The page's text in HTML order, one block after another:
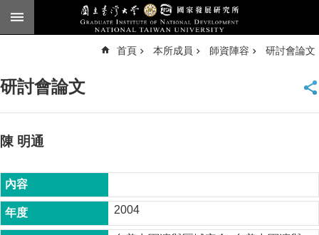
跳到主要內容區塊
臺
頁
公
告
本
首頁 本所成員 師資陣容 研討會論文
研討會論文
陳 明通
2004